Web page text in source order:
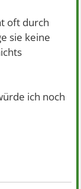
oft durch
sie keine
ich noch